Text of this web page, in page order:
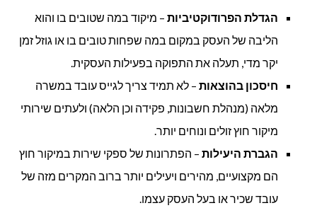
הגדלת הפרודוקטיביות – מיקוד במה שטובים בו והוא
הליבה של העסק במקום במה שפחות טובים בו או גוזל זמן
יקר מדי, תעלה את התפוקה בפעילות העסקית.
חיסכון בהוצאות – לא תמיד צריך לגייס עובד במשרה
מלאה (מנהלת חשבונות, פקידה וכן הלאה) ולעתים שירותי
מיקור חוץ זולים ונוחים יותר.
הגברת היעילות – הפתרונות של ספקי שירות במיקור חוץ
הם מקצועיים, מהירים ויעילים יותר ברוב המקרים מזה של
עובד שכיר או בעל העסק עצמו.